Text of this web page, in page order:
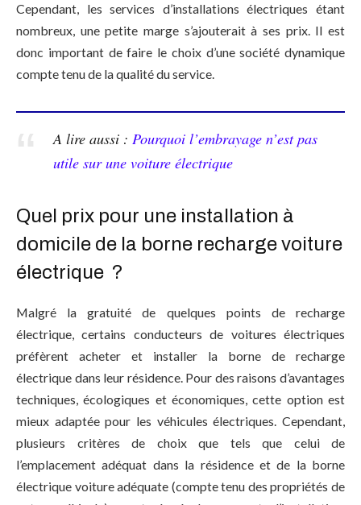
Cependant, les services d’installations électriques étant
nombreux, une petite marge s’ajouterait à ses prix. Il est
donc important de faire le choix d’une société dynamique
compte tenu de la qualité du service.
A lire aussi :Pourquoi l’embrayage n’est pas
utile sur une voiture électrique
Quel prix pour une installation à
domicile de la borne recharge voiture
électrique ?
Malgré la gratuité de quelques points de recharge
électrique, certains conducteurs de voitures électriques
préfèrent acheter et installer la borne de recharge
électrique dans leur résidence. Pour des raisons d’avantages
techniques, écologiques et économiques, cette option est
mieux adaptée pour les véhicules électriques. Cependant,
plusieurs critères de choix que tels que celui de
l’emplacement adéquat dans la résidence et de la borne
électrique voiture adéquate (compte tenu des propriétés de